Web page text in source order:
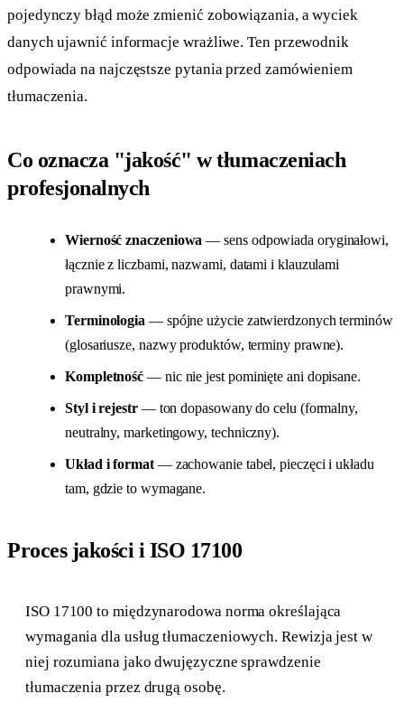
pojedynczy błąd może zmienić zobowiązania, a wyciek
danych ujawnić informacje wrażliwe. Ten przewodnik
odpowiada na najczęstsze pytania przed zamówieniem
tłumaczenia.
Co oznacza "jakość" w tłumaczeniach
profesjonalnych
Wierność znaczeniowa — sens odpowiada oryginałowi,
łącznie z liczbami, nazwami, datami i klauzulami
prawnymi.
Terminologia — spójne użycie zatwierdzonych terminów
(glosariusze, nazwy produktów, terminy prawne).
Kompletność — nic nie jest pominięte ani dopisane.
Styl i rejestr— ton dopasowany do celu (formalny,
neutralny, marketingowy, techniczny).
Układ i format— zachowanie tabel, pieczęci i układu
tam, gdzie to wymagane.
Proces jakości i ISO 17100
ISO 17100 to międzynarodowa norma określająca
wymagania dla usług tłumaczeniowych. Rewizja jest w
niej rozumiana jako dwujęzyczne sprawdzenie
tłumaczenia przez drugą osobę.